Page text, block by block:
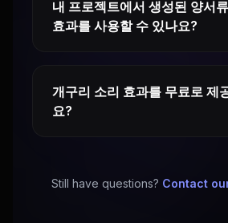
내 프로젝트에서 생성된 양서
효과를 사용할 수 있나요?
개구리 소리 효과를 무료로 제
요?
Still have questions? Contact